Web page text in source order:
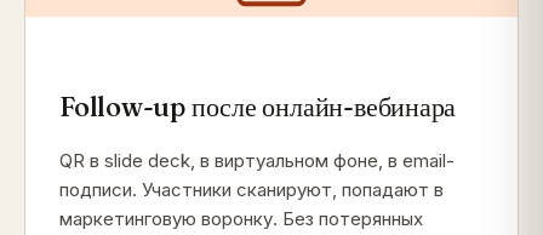
Follow-up после онлайн-вебинара
QR в slide deck, в виртуальном фоне, в email-
подписи. Участники сканируют, попадают в
маркетинговую воронку. Без потерянных